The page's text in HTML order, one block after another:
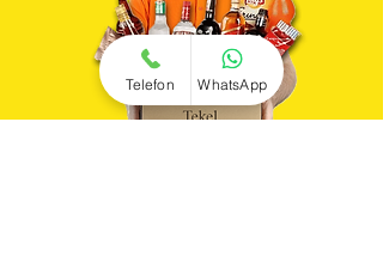
Telefon WhatsApp